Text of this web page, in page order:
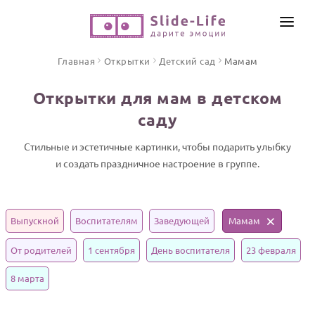
Песни поздравления
Стихи и тексты
ПРАЗДНИКИ
С Днем рождения
Юбилей
ИНСТРУМЕНТЫ
Главная Открытки Детский сад Мамам
Открытки для мам в детском
саду
Стильные и эстетичные картинки, чтобы подарить улыбку
и создать праздничное настроение в группе.
Выпускной Воспитателям Заведующей Мамам
От родителей 1 сентября День воспитателя 23 февраля
8 марта